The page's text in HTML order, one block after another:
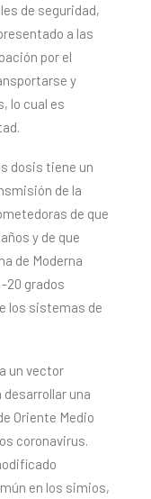
de seguridad,
a las
por el
y
lo cual es
dosis tiene un
de la
de que
y de que
de Moderna
20 grados
los sistemas de
un vector
una
Oriente Medio
coronavirus.
en los simios,